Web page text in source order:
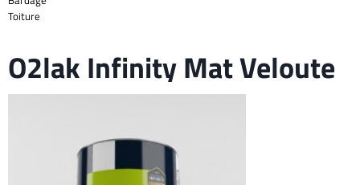
Toiture
O2lak Infinity Mat Veloute